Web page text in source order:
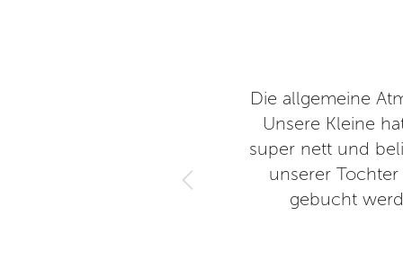
Die allgemeine
Unsere Kleine
super nett und
unserer
gebucht